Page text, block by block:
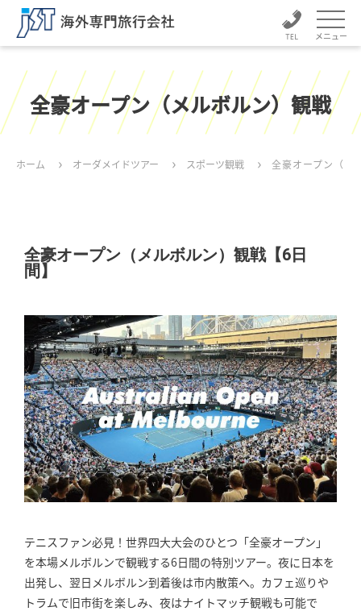
メニュー
全豪オープン（メルボルン）観戦
ホーム オーダメイドツアー スポーツ観戦 全豪オープン（メ
全豪オープン（メルボルン）観戦【6日
間】
テニスファン必見！世界四大大会のひとつ「全豪オープン」
を本場メルボルンで観戦する6日間の特別ツアー。夜に日本を
出発し、翌日メルボルン到着後は市内散策へ。カフェ巡りや
トラムで旧市街を楽しみ、夜はナイトマッチ観戦も可能で